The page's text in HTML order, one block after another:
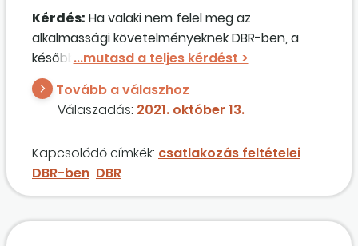
Kérdés: Ha valaki nem felel meg az
alkalmassági követelményeknek DBR-ben, a
későbbiekben jelentkezhet újra?
Tovább a válaszhoz
Válaszadás: 2021. október 13.
Kapcsolódó címkék: csatlakozás feltételei
DBR-ben DBR